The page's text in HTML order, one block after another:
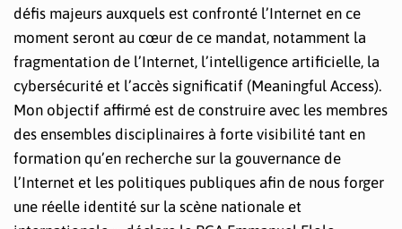
défis majeurs auxquels est confronté l’Internet en ce
moment seront au cœur de ce mandat, notamment la
fragmentation de l’Internet, l’intelligence artificielle, la
cybersécurité et l’accès significatif (Meaningful Access).
Mon objectif affirmé est de construire avec les membres
des ensembles disciplinaires à forte visibilité tant en
formation qu’en recherche sur la gouvernance de
l’Internet et les politiques publiques afin de nous forger
une réelle identité sur la scène nationale et